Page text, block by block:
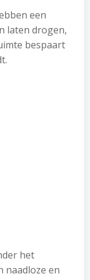
een
laten drogen,
bespaart
het
naadloze en